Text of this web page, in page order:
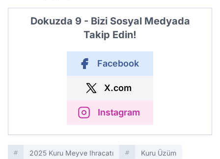
Dokuzda 9 - Bizi Sosyal Medyada
Takip Edin!
Facebook
X.com
Instagram
2025 Kuru Meyve Ihracatı
Kuru Üzüm